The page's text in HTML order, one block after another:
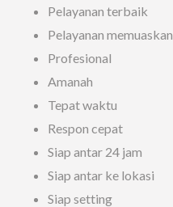
Pelayanan terbaik
Pelayanan memuaskan
Profesional
Amanah
Tepat waktu
Respon cepat
Siap antar 24 jam
Siap antar ke lokasi
Siap setting